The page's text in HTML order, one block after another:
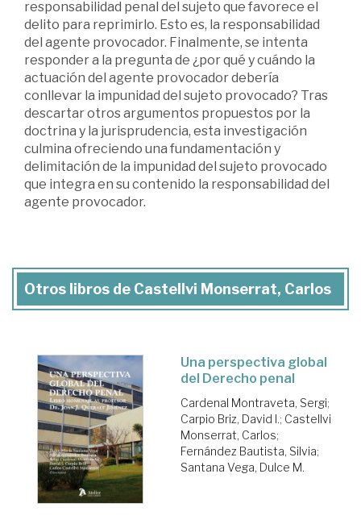
responsabilidad penal del sujeto que favorece el
delito para reprimirlo. Esto es, la responsabilidad
del agente provocador. Finalmente, se intenta
responder a la pregunta de ¿por qué y cuándo la
actuación del agente provocador debería
conllevar la impunidad del sujeto provocado? Tras
descartar otros argumentos propuestos por la
doctrina y la jurisprudencia, esta investigación
culmina ofreciendo una fundamentación y
delimitación de la impunidad del sujeto provocado
que integra en su contenido la responsabilidad del
agente provocador.
Otros libros de Castellvi Monserrat, Carlos
Una perspectiva global
del Derecho penal
Cardenal Montraveta, Sergi;
Carpio Briz, David I.; Castellvi
Monserrat, Carlos;
Fernández Bautista, Silvia;
Santana Vega, Dulce M.